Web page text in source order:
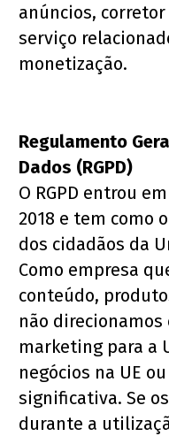
anúncios,
serviço
monetização.
Regulamento
Dados (RGPD)
O RGPD entrou
2018 e tem como
dos cidadãos da
Como empresa
conteúdo,
não
marketing para a
negócios na UE
significativa. Se
durante a